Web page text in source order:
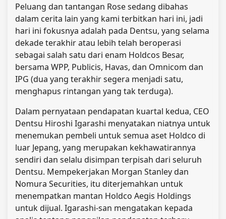
Peluang dan tantangan Rose sedang dibahas
dalam cerita lain yang kami terbitkan hari ini, jadi
hari ini fokusnya adalah pada Dentsu, yang selama
dekade terakhir atau lebih telah beroperasi
sebagai salah satu dari enam Holdcos Besar,
bersama WPP, Publicis, Havas, dan Omnicom dan
IPG (dua yang terakhir segera menjadi satu,
menghapus rintangan yang tak terduga).
Dalam pernyataan pendapatan kuartal kedua, CEO
Dentsu Hiroshi Igarashi menyatakan niatnya untuk
menemukan pembeli untuk semua aset Holdco di
luar Jepang, yang merupakan kekhawatirannya
sendiri dan selalu disimpan terpisah dari seluruh
Dentsu. Mempekerjakan Morgan Stanley dan
Nomura Securities, itu diterjemahkan untuk
menempatkan mantan Holdco Aegis Holdings
untuk dijual. Igarashi-san mengatakan kepada